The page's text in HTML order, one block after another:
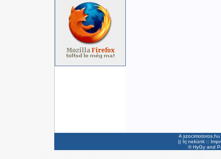
A
|| Írj nekünk ::
©HyGyand